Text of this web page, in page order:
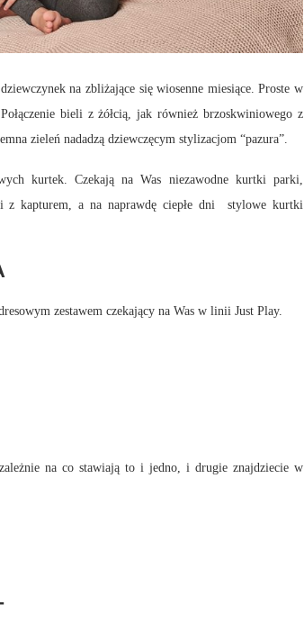
na zbliżające się wiosenne miesiące. Proste w
bieli z żółcią, jak również brzoskwiniowego z
zieleń nadadzą dziewczęcym stylizacjom “pazura”.
kurtek. Czekają na Was niezawodne kurtki parki,
z kapturem, a na naprawdę ciepłe dni stylowe kurtki
zestawem czekający na Was w linii Just Play.
na co stawiają to i jedno, i drugie znajdziecie w